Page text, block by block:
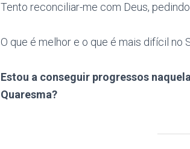
Tento reconciliar-me com Deus,
O que é melhor e o que é mais difícil no
Estou a conseguir progressos
Quaresma?